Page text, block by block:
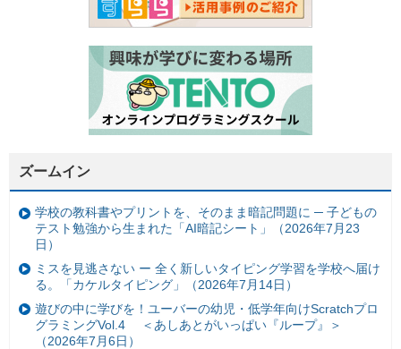
ズームイン
学校の教科書やプリントを、そのまま暗記問題に ─ 子どもの
テスト勉強から生まれた「AI暗記シート」（2026年7月23
日）
ミスを見逃さない ー 全く新しいタイピング学習を学校へ届け
る。「カケルタイピング」（2026年7月14日）
遊びの中に学びを！ユーバーの幼児・低学年向けScratchプロ
グラミングVol.4 ＜あしあとがいっぱい『ループ』＞
（2026年7月6日）